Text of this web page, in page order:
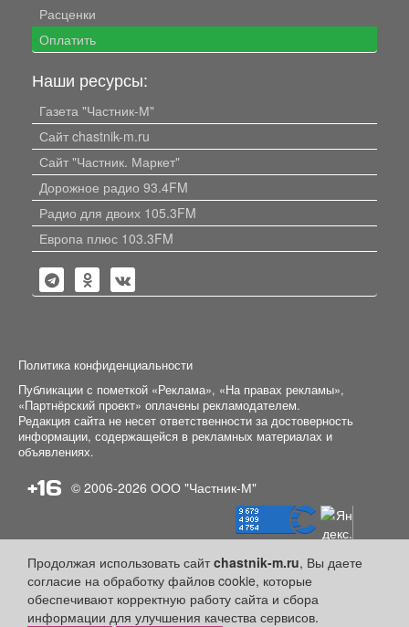
Продолжая использовать сайтchastnik-m.ru, Вы даете
согласие на обработку файлов cookie, которые
обеспечивают корректную работу сайта и сбора
информации для улучшения качества сервисов.
Расценки
Оплатить
Наши ресурсы:
Газета "Частник-М"
Сайт chastnik-m.ru
Сайт "Частник. Маркет"
Дорожное радио 93.4FM
Радио для двоих 105.3FM
Европа плюс 103.3FM
Политика конфиденциальности
Публикации с пометкой «Реклама», «На правах рекламы»,
«Партнёрский проект» оплачены рекламодателем.
Редакция сайта не несет ответственности за достоверность
информации, содержащейся в рекламных материалах и
объявлениях.
+16 © 2006-2026 ООО "Частник-М"